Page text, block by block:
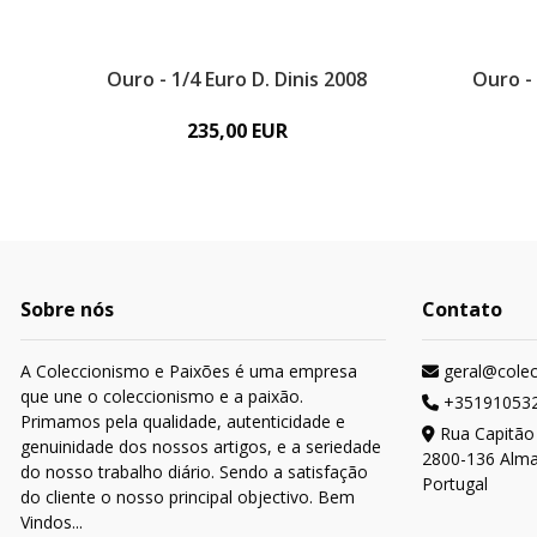
Ouro - 1/4 Euro D. Dinis 2008
235,00 EUR
Ouro -
Sobre nós
A Coleccionismo e Paixões é uma empresa
que une o coleccionismo e a paixão.
Primamos pela qualidade, autenticidade e
genuinidade dos nossos artigos, e a seriedade
do nosso trabalho diário. Sendo a satisfação
do cliente o nosso principal objectivo. Bem
Vindos...
Contato
Rua
2800-136
Portugal